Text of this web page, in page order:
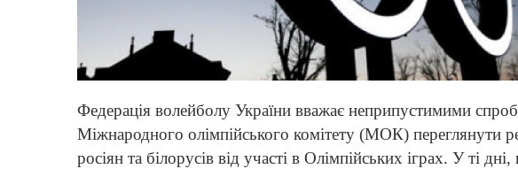
Федерація волейболу України вважає неприпустимими
Міжнародного олімпійського комітету (МОК) переглянути
росіян та білорусів від участі в Олімпійських іграх. У ті